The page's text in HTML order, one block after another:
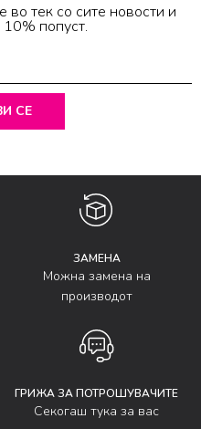
во тек со сите новости и
10% попуст.
СЕ
ЗАМЕНА
Можна замена на
производот
ГРИЖА ЗА ПОТРОШУВАЧИТЕ
Секогаш тука за вас